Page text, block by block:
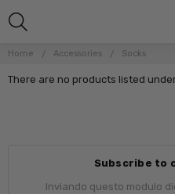
Home Accessories Socks
There are no products listed
Subscribe to
Inviando questo modulo